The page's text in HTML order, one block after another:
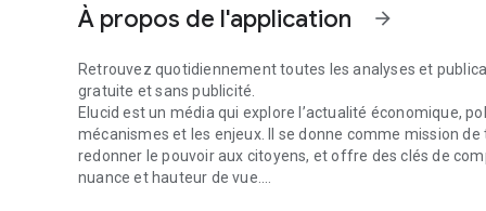
À propos de l'application arrow_forward
Retrouvez quotidiennement toutes les analyses et
gratuite et sans publicité.
Elucid est un média qui explore l’actualité économique,
mécanismes et les enjeux. Il se donne comme mission
redonner le pouvoir aux citoyens, et offre des clés de
nuance et hauteur de vue.